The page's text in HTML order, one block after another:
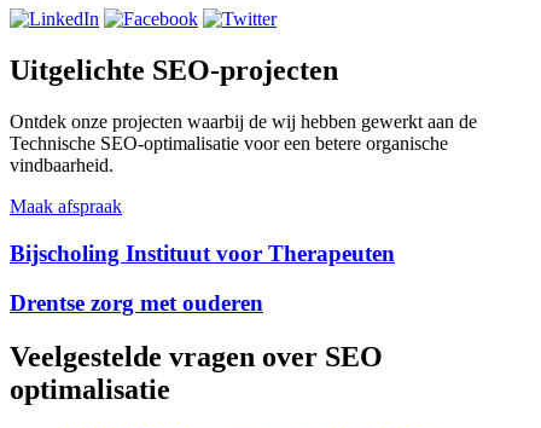
Uitgelichte SEO-projecten
Ontdek onze projecten waarbij de wij hebben gewerkt aan de
Technische SEO-optimalisatie voor een betere organische
vindbaarheid.
Maak afspraak
Bijscholing Instituut voor Therapeuten
Drentse zorg met ouderen
Veelgestelde vragen over SEO
optimalisatie